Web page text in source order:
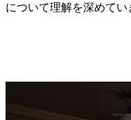
について理解を深めてい